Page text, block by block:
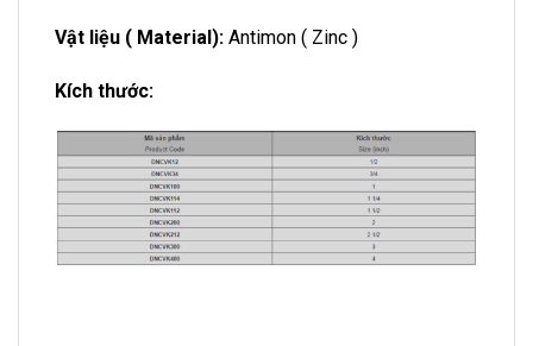
Vật liệu ( Material): Antimon ( Zinc )
Kích thước: